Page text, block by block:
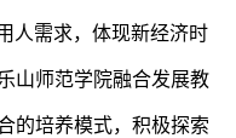
人需求，体现新经济时
山师范学院融合发展教
的培养模式，积极探索